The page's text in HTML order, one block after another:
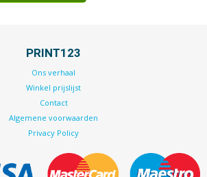
PRINT123
Ons verhaal
Winkel prijslijst
Contact
Algemene voorwaarden
Privacy Policy